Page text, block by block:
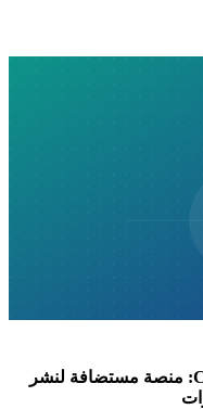
أنثروبيك تطلق Claude Managed Agents: منصة مستضافة لنشر